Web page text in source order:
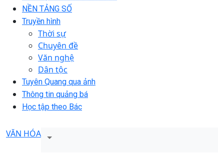
NỀN TẢNG SỐ
Truyền hình
Thời sự
Chuyên đề
Văn nghệ
Dân tộc
Tuyên Quang qua ảnh
Thông tin quảng bá
Học tập theo Bác
VĂN HÓA